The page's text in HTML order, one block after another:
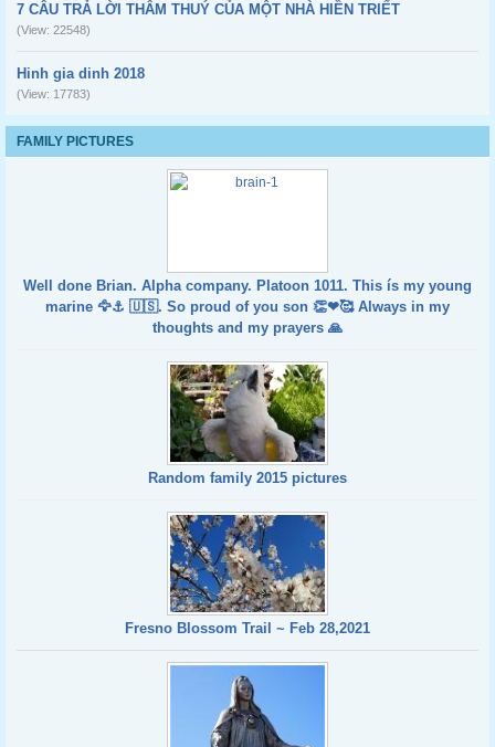
7 CÂU TRẢ LỜI THÂM THUÝ CỦA MỘT NHÀ HIỀN TRIẾT
(View: 22548)
Hinh gia dinh 2018
(View: 17783)
FAMILY PICTURES
Well done Brian. Alpha company. Platoon 1011. This ís my young
marine 🦅⚓️ 🇺🇸. So proud of you son 👏❤🥰 Always in my
thoughts and my prayers 🙏
Random family 2015 pictures
Fresno Blossom Trail ~ Feb 28,2021